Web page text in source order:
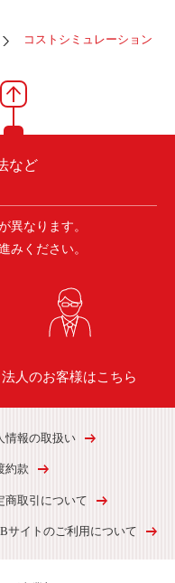
コストシミュレーション
など
異なります。
みください。
法人のお客様はこちら
情報の取扱い
約款
商取引について
サイトのご利用について